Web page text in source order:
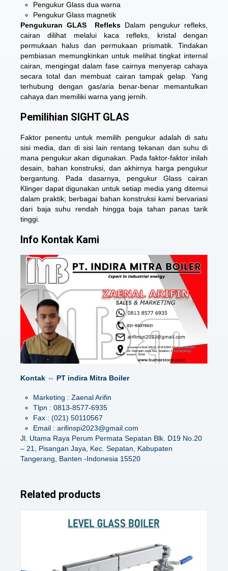
Pengukur Glass dua warna
Pengukur Glass magnetik
Pengukuran GLAS Refleks Dalam pengukur refleks,
cairan dilihat melalui kaca refleks, kristal dengan
permukaan halus dan permukaan prismatik. Tindakan
pembiasan memungkinkan untuk melihat tingkat internal
cairan, mengingat dalam fase cairnya menyerap cahaya
secara total dan membuat cairan tampak gelap. Yang
terhubung dengan gas/aria benar-benar memantulkan
cahaya dan memiliki warna yang jernih.
Pemilihian SIGHT GLAS
Faktor penentu untuk memilih pengukur adalah di satu
sisi media, dan di sisi lain rentang tekanan dan suhu di
mana pengukur akan digunakan. Pada faktor-faktor inilah
desain, bahan konstruksi, dan akhirnya harga pengukur
bergantung. Pada dasarnya, pengukur Glass cairan
Klinger dapat digunakan untuk setiap media yang ditemui
dalam praktik; berbagai bahan konstruksi kami bervariasi
dari baja suhu rendah hingga baja tahan panas tarik
tinggi.
Info Kontak Kami
Kontak ⇔ PT indira Mitra Boiler
Marketing : Zaenal Arifin
Tlpn : 0813-8577-6935
Fax : (021) 50110567
Email : arifinspi2023@gmail.com
Jl. Utama Raya Perum Permata Sepatan Blk. D19 No.20
– 21, Pisangan Jaya, Kec. Sepatan, Kabupaten
Tangerang, Banten -Indonesia 15520
Related products
Details